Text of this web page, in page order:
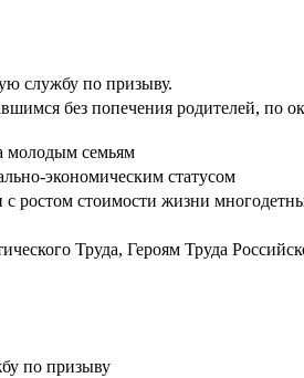
службу по призыву.
без попечения родителей, по
молодым семьям
экономическим статусом
ростом стоимости жизни
Труда, Героям Труда
по призыву